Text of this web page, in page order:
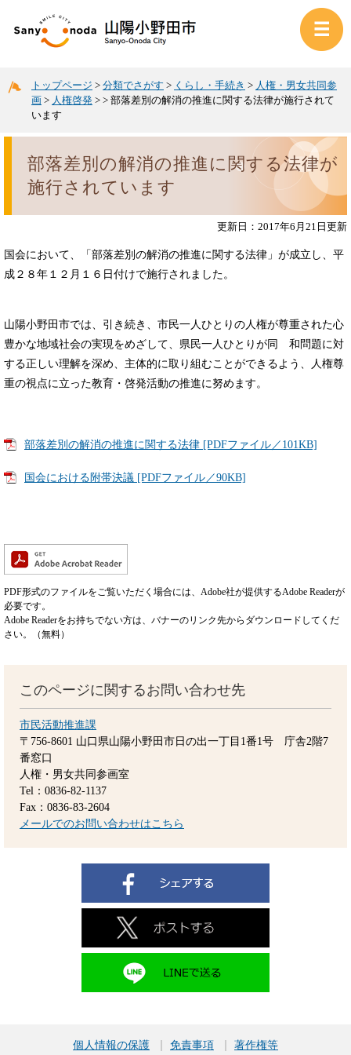
トップページ > 分類でさがす > くらし・手続き > 人権・男女共同参
画 > 人権啓発 > > 部落差別の解消の推進に関する法律が施行されて
います
部落差別の解消の推進に関する法律が
施行されています
更新日：2017年6月21日更新
国会において、「部落差別の解消の推進に関する法律」が成立し、平
成２８年１２月１６日付けで施行されました。
山陽小野田市では、引き続き、市民一人ひとりの人権が尊重された心
豊かな地域社会の実現をめざして、県民一人ひとりが同 和問題に対
する正しい理解を深め、主体的に取り組むことができるよう、人権尊
重の視点に立った教育・啓発活動の推進に努めます。
部落差別の解消の推進に関する法律 [PDFファイル／101KB]
国会における附帯決議 [PDFファイル／90KB]
PDF形式のファイルをご覧いただく場合には、Adobe社が提供するAdobe Readerが
必要です。
Adobe Readerをお持ちでない方は、バナーのリンク先からダウンロードしてくだ
さい。（無料）
このページに関するお問い合わせ先
市民活動推進課
〒756-8601 山口県山陽小野田市日の出一丁目1番1号 庁舎2階7
番窓口
人権・男女共同参画室
Tel：0836-82-1137
Fax：0836-83-2604
メールでのお問い合わせはこちら
個人情報の保護 免責事項 著作権等